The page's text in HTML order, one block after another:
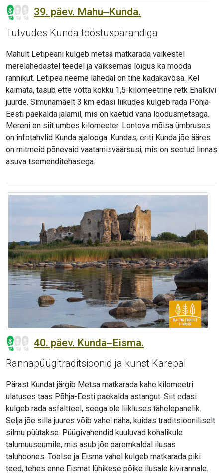
39. päev. Mahu‒Kunda.
Tutvudes Kunda tööstuspärandiga
Mahult Letipeani kulgeb metsa matkarada väikestel
merelähedastel teedel ja väiksemas lõigus ka mööda
rannikut. Letipea neeme lähedal on tihe kadakavõsa. Kel
käimata, tasub ette võtta kokku 1,5-kilomeetrine retk Ehalkivi
juurde. Simunamäelt 3 km edasi liikudes kulgeb rada Põhja-
Eesti paekalda jalamil, mis on kaetud vana loodusmetsaga.
Mereni on siit umbes kilomeeter. Lontova mõisa ümbruses
on infotahvlid Kunda ajalooga. Kundas, eriti Kunda jõe ääres
on mitmeid põnevaid vaatamisväärsusi, mis on seotud linnas
asuva tsemenditehasega.
40. päev. Kunda‒Eisma.
Rannapüügitraditsioonid ja kunst Karepal
Pärast Kundat järgib Metsa matkarada kahe kilomeetri
ulatuses taas Põhja-Eesti paekalda astangut. Siit edasi
kulgeb rada asfaltteel, seega ole liikluses tähelepanelik.
Selja jõe silla juures võib vahel näha, kuidas traditsiooniliselt
silmu püütakse. Püügivahendid kuuluvad kohalikule
talumuuseumile, mis asub jõe paremkaldal ilusas
taluhoones. Toolse ja Eisma vahel kulgeb matkarada piki
teed, tehes enne Eismat lühikese põike ilusale kivirannale.